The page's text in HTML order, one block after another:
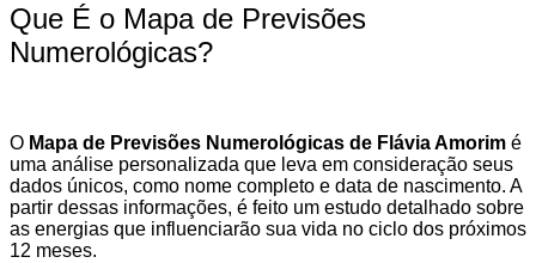
Que É o Mapa de Previsões
Numerológicas?
O Mapa de Previsões Numerológicas de Flávia Amorim é
uma análise personalizada que leva em consideração seus
dados únicos, como nome completo e data de nascimento. A
partir dessas informações, é feito um estudo detalhado sobre
as energias que influenciarão sua vida no ciclo dos próximos
12 meses.